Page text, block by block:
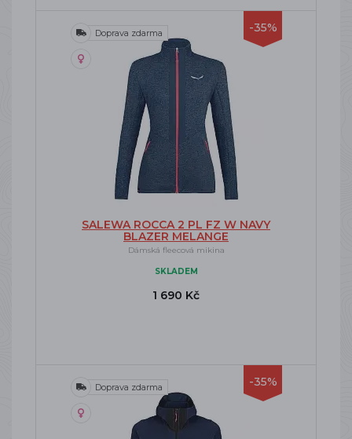
-35%
Doprava zdarma
SALEWA ROCCA 2 PL FZ W NAVY
BLAZER MELANGE
Dámská fleecová mikina
SKLADEM
1 690 Kč
-35%
Doprava zdarma